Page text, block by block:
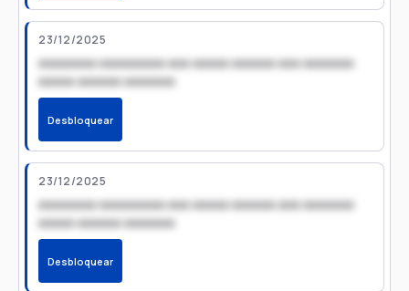
23/12/2025
xxxxxxxx xxxxxxxxx xxx xxxxx xxxxxx xxx xxxxxxx
xxxxx xxxxxx xxxxxxx
Desbloquear
23/12/2025
xxxxxxxx xxxxxxxxx xxx xxxxx xxxxxx xxx xxxxxxx
xxxxx xxxxxx xxxxxxx
Desbloquear